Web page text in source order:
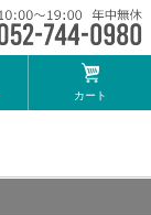
カート